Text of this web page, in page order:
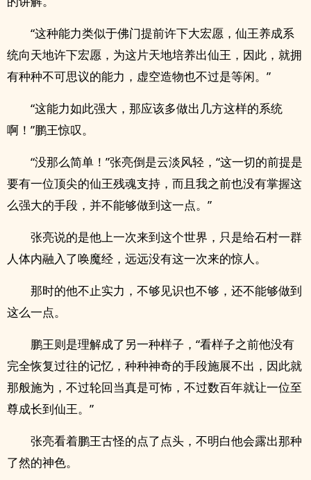
“这种能力类似于佛门提前许下大宏愿，仙王养成系
统向天地许下宏愿，为这片天地培养出仙王，因此，就拥
有种种不可思议的能力，虚空造物也不过是等闲。”
“这能力如此强大，那应该多做出几方这样的系统
啊！”鹏王惊叹。
“没那么简单！”张亮倒是云淡风轻，“这一切的前提是
要有一位顶尖的仙王残魂支持，而且我之前也没有掌握这
么强大的手段，并不能够做到这一点。”
张亮说的是他上一次来到这个世界，只是给石村一群
人体内融入了唤魔经，远远没有这一次来的惊人。
那时的他不止实力，不够见识也不够，还不能够做到
这么一点。
鹏王则是理解成了另一种样子，“看样子之前他没有
完全恢复过往的记忆，种种神奇的手段施展不出，因此就
那般施为，不过轮回当真是可怖，不过数百年就让一位至
尊成长到仙王。”
张亮看着鹏王古怪的点了点头，不明白他会露出那种
了然的神色。